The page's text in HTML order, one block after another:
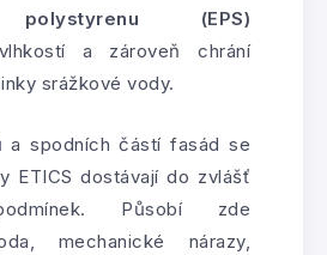
polystyrenu (EPS)
a zároveň chrání
srážkové vody.
a spodních částí fasád se
ETICS dostávají do zvlášť
Působí zde
mechanické nárazy,